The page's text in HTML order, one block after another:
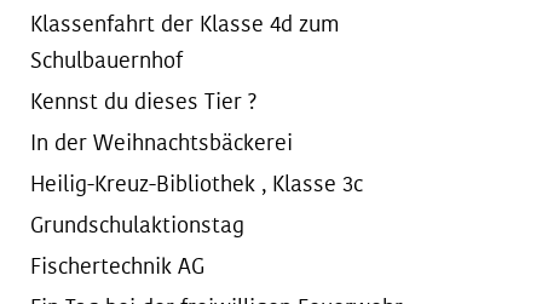
Klassenfahrt der Klasse 4d zum
Schulbauernhof
Kennst du dieses Tier ?
In der Weihnachtsbäckerei
Heilig-Kreuz-Bibliothek , Klasse 3c
Grundschulaktionstag
Fischertechnik AG